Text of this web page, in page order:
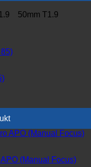
50mm T1.9
(Manual Focus)